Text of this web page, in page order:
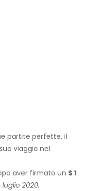
partite perfette, il
viaggio nel
aver firmato un $ 1
luglio 2020.